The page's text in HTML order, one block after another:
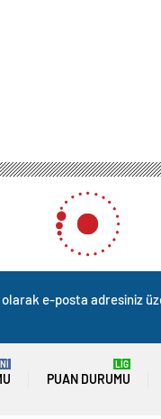
e-posta adresiniz
PUAN DURUMU
LİG